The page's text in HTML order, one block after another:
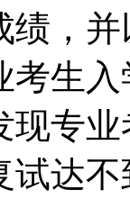
绩，
考生
现专
试达